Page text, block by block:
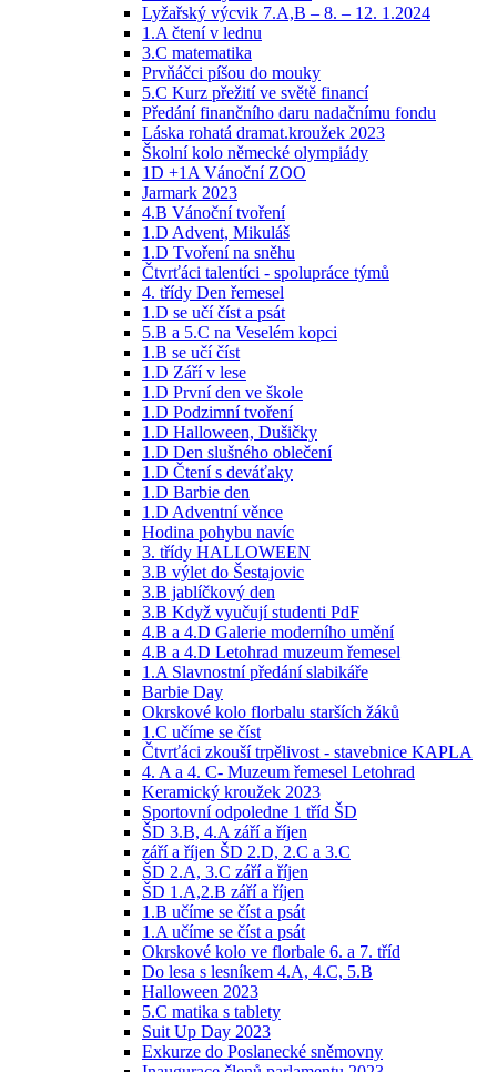
Lyžařský výcvik 7.A,B – 8. – 12. 1.2024
1.A čtení v lednu
3.C matematika
Prvňáčci píšou do mouky
5.C Kurz přežití ve světě financí
Předání finančního daru nadačnímu fondu
Láska rohatá dramat.kroužek 2023
Školní kolo německé olympiády
1D +1A Vánoční ZOO
Jarmark 2023
4.B Vánoční tvoření
1.D Advent, Mikuláš
1.D Tvoření na sněhu
Čtvrťáci talentíci - spolupráce týmů
4. třídy Den řemesel
1.D se učí číst a psát
5.B a 5.C na Veselém kopci
1.B se učí číst
1.D Září v lese
1.D První den ve škole
1.D Podzimní tvoření
1.D Halloween, Dušičky
1.D Den slušného oblečení
1.D Čtení s deváťaky
1.D Barbie den
1.D Adventní věnce
Hodina pohybu navíc
3. třídy HALLOWEEN
3.B výlet do Šestajovic
3.B jablíčkový den
3.B Když vyučují studenti PdF
4.B a 4.D Galerie moderního umění
4.B a 4.D Letohrad muzeum řemesel
1.A Slavnostní předání slabikáře
Barbie Day
Okrskové kolo florbalu starších žáků
1.C učíme se číst
Čtvrťáci zkouší trpělivost - stavebnice KAPLA
4. A a 4. C- Muzeum řemesel Letohrad
Keramický kroužek 2023
Sportovní odpoledne 1 tříd ŠD
ŠD 3.B, 4.A září a říjen
září a říjen ŠD 2.D, 2.C a 3.C
ŠD 2.A, 3.C září a říjen
ŠD 1.A,2.B září a říjen
1.B učíme se číst a psát
1.A učíme se číst a psát
Okrskové kolo ve florbale 6. a 7. tříd
Do lesa s lesníkem 4.A, 4.C, 5.B
Halloween 2023
5.C matika s tablety
Suit Up Day 2023
Exkurze do Poslanecké sněmovny